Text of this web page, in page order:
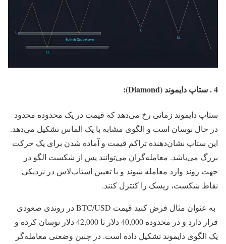
4 . ستاپ دایموند (Diamond):
ستاپ دایموند زمانی رخ می‌دهد که قیمت در یک محدوده محدود
در حال نوسان است و الگوی مشابه با یک الماس تشکیل می‌دهد.
این ستاپ نشان‌دهنده تراکم قیمت و آماده شدن برای یک حرکت
بزرگ می‌باشد. معامله‌گران می‌توانند پس از شکست الگو در
جهت روند وارد معامله شوند و با تعیین استاپ‌لاس در نزدیکی
نقاط شکست، ریسک را کنترل کنند.
به عنوان مثال فرض کنید قیمت BTC/USD در روندی صعودی
قرار دارد و در محدوده 40,000 دلار تا 42,000 دلار نوسان کرده و
یک الگوی دایموند تشکیل داده است. در چنین وضعتی معامله‌گر